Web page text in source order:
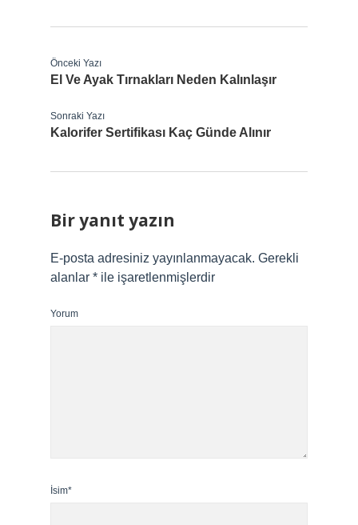
Önceki Yazı
El Ve Ayak Tırnakları Neden Kalınlaşır
Sonraki Yazı
Kalorifer Sertifikası Kaç Günde Alınır
Bir yanıt yazın
E-posta adresiniz yayınlanmayacak. Gerekli
alanlar * ile işaretlenmişlerdir
Yorum
İsim*